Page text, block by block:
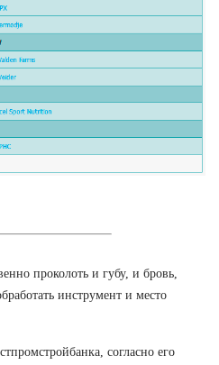
проколоть и губу, и бровь,
инструмент и место
согласно его